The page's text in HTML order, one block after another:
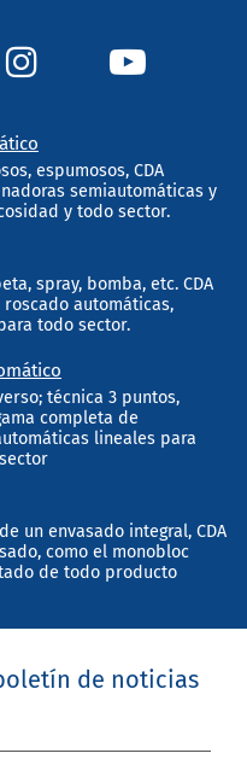
espumosos, CDA
semiautomáticas y
y todo sector.
spray, bomba, etc. CDA
automáticas,
todo sector.
técnica 3 puntos,
completa de
lineales para
un envasado integral, CDA
como el monobloc
de todo producto
de noticias